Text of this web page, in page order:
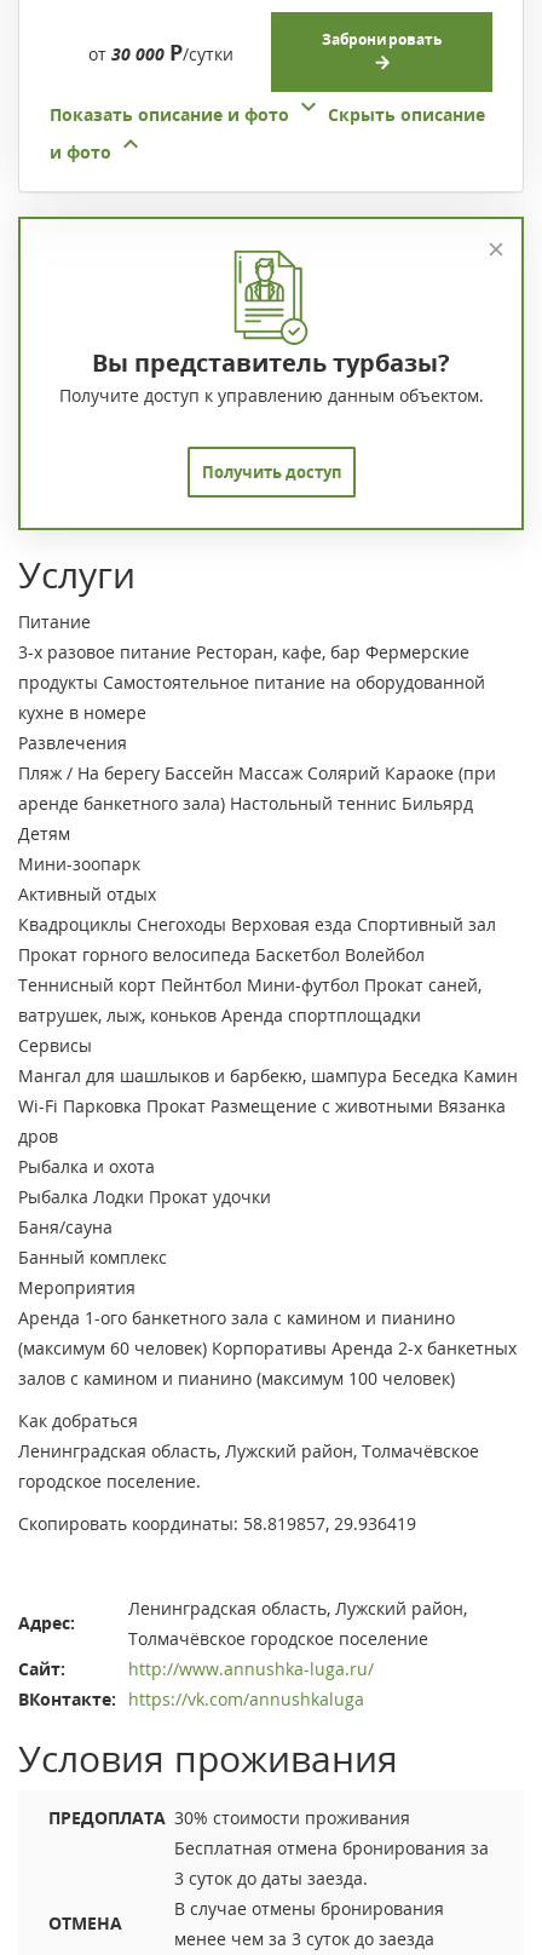
от 30 000 Р/сутки
Забронировать
Показать описание и фото
Скрыть описание
и фото
Вы представитель турбазы?
Получите доступ к управлению данным объектом.
Получить доступ
Услуги
Питание
3-х разовое питание Ресторан, кафе, бар Фермерские
продукты Самостоятельное питание на оборудованной
кухне в номере
Развлечения
Пляж / На берегу Бассейн Массаж Солярий Караоке (при
аренде банкетного зала) Настольный теннис Бильярд
Детям
Мини-зоопарк
Активный отдых
Квадроциклы Снегоходы Верховая езда Спортивный зал
Прокат горного велосипеда Баскетбол Волейбол
Теннисный корт Пейнтбол Мини-футбол Прокат саней,
ватрушек, лыж, коньков Аренда спортплощадки
Сервисы
Мангал для шашлыков и барбекю, шампура Беседка Камин
Wi-Fi Парковка Прокат Размещение с животными Вязанка
дров
Рыбалка и охота
Рыбалка Лодки Прокат удочки
Баня/сауна
Банный комплекс
Мероприятия
Аренда 1-ого банкетного зала с камином и пианино
(максимум 60 человек) Корпоративы Аренда 2-х банкетных
залов с камином и пианино (максимум 100 человек)
Как добраться
Ленинградская область, Лужский район, Толмачёвское
городское поселение.
Скопировать координаты: 58.819857, 29.936419
Адрес:
Ленинградская область, Лужский район,
Толмачёвское городское поселение
Сайт:
http://www.annushka-luga.ru/
ВКонтакте:
https://vk.com/annushkaluga
Условия проживания
ПРЕДОПЛАТА 30% стоимости проживания
ОТМЕНА
Бесплатная отмена бронирования за
3 суток до даты заезда.
В случае отмены бронирования
менее чем за 3 суток до заезда